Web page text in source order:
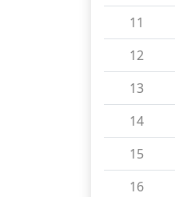
11
12
13
14
15
16